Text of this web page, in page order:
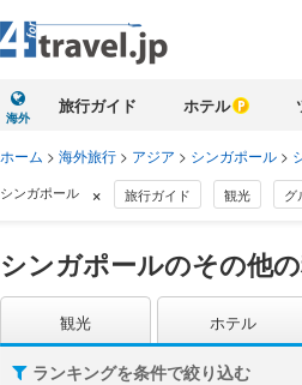
海外
旅行ガイド ホテル
ホーム > 海外旅行 > アジア > シンガポール >
シンガポール × 旅行ガイド 観光 グ
シンガポールのその他
観光 ホテル
ランキングを条件で絞り込む